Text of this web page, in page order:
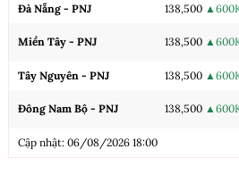
Đà Nẵng - PNJ 138,500
Miền Tây - PNJ 138,500
Tây Nguyên - PNJ 138,500
Đông Nam Bộ - PNJ 138,500
Cập nhật: 06/08/2026 18:00